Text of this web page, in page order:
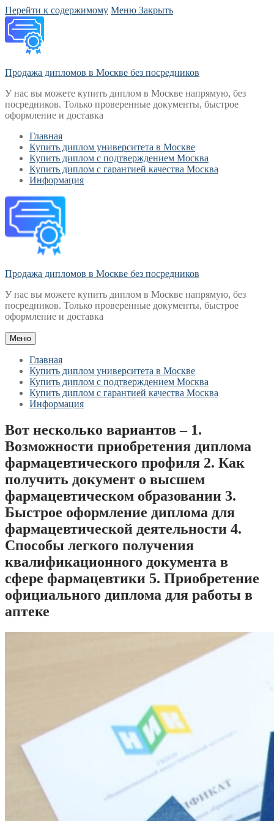
Перейти к содержимому Меню Закрыть
Продажа дипломов в Москве без посредников
У нас вы можете купить диплом в Москве напрямую, без
посредников. Только проверенные документы, быстрое
оформление и доставка
Главная
Купить диплом университета в Москве
Купить диплом с подтверждением Москва
Купить диплом с гарантией качества Москва
Информация
Продажа дипломов в Москве без посредников
У нас вы можете купить диплом в Москве напрямую, без
посредников. Только проверенные документы, быстрое
оформление и доставка
Меню
Главная
Купить диплом университета в Москве
Купить диплом с подтверждением Москва
Купить диплом с гарантией качества Москва
Информация
Вот несколько вариантов – 1.
Возможности приобретения диплома
фармацевтического профиля 2. Как
получить документ о высшем
фармацевтическом образовании 3.
Быстрое оформление диплома для
фармацевтической деятельности 4.
Способы легкого получения
квалификационного документа в
сфере фармацевтики 5. Приобретение
официального диплома для работы в
аптеке